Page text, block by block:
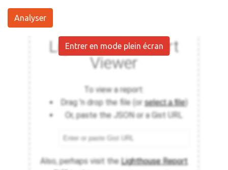
Analyser
Entrer en mode plein écran